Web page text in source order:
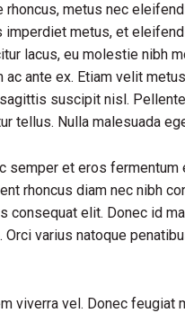
metus nec
metus, et
lacus, eu molestie nibh
ante ex. Etiam velit
suscipit nisl.
tellus. Nulla malesuada
et eros fermentum
rhoncus diam nec nibh
consequat elit. Donec id
varius natoque
viverra vel. Donec